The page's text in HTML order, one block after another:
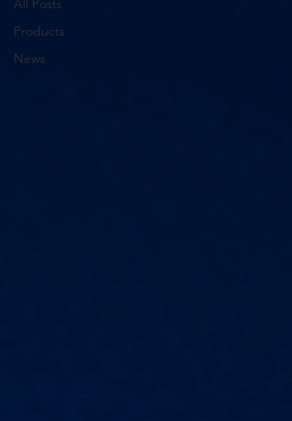
All Posts
Products
News